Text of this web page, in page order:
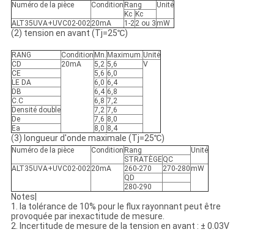
Numéro de la pièce Condition Rang
Unité
Kc Kc
ALT35UVA+UVC02-00220mA 1-22 ou 3 mW
(2) tension en avant (Tj=25℃)
RANG Condition Mn. Maximum. Unité
CD
20mA 5,2 5,6
V
CE
5,6 6,0
LE DA
6,0 6,4
DB
6,4 6,8
C.C
6,8 7,2
Densité double
7,2 7,6
De
7,6 8,0
Ea
8,0 8,4
(3) longueur d'onde maximale (Tj=25℃)
Numéro de la pièce Condition Rang
Unité
STRATÈGEQC
ALT35UVA+UVC02-00220mA 260-270 270-280 mW
QD
280-290
Notes|
1. la tolérance de 10% pour le flux rayonnant peut être
provoquée par inexactitude de mesure.
2. Incertitude de mesure de la tension en avant : ± 0.03V